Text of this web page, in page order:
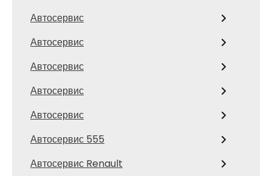
Автосервис
Автосервис
Автосервис
Автосервис
Автосервис
Автосервис 555
Автосервис Renault